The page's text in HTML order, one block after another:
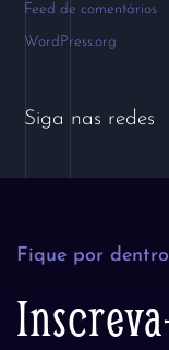
Feed de comentários
WordPress.org
Siga nas redes
Fique por